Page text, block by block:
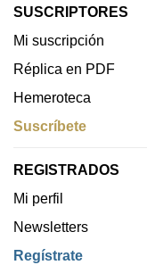
SUSCRIPTORES
Mi suscripción
Réplica en PDF
Hemeroteca
Suscríbete
REGISTRADOS
Mi perfil
Newsletters
Regístrate